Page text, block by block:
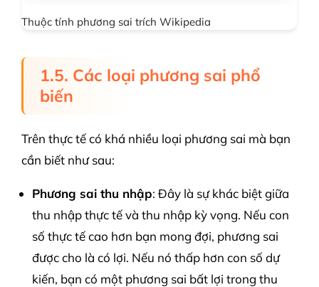
Thuộc tính phương sai trích Wikipedia
1.5. Các loại phương sai phổ
biến
Trên thực tế có khá nhiều loại phương sai mà bạn
cần biết như sau:
Phương sai thu nhập: Đây là sự khác biệt giữa
thu nhập thực tế và thu nhập kỳ vọng. Nếu con
số thực tế cao hơn bạn mong đợi, phương sai
được cho là có lợi. Nếu nó thấp hơn con số dự
kiến, bạn có một phương sai bất lợi trong thu